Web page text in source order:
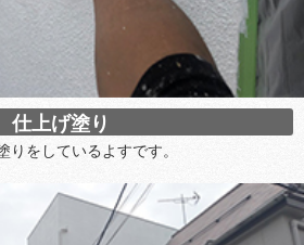
仕上げ塗り
をしているよすです。